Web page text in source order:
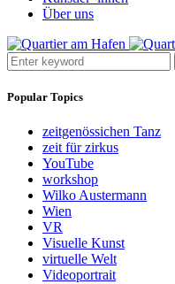
Über uns
Popular Topics
zeitgenössichen Tanz
zeit für zirkus
YouTube
workshop
Wilko Austermann
Wien
VR
Visuelle Kunst
virtuelle Welt
Videoportrait